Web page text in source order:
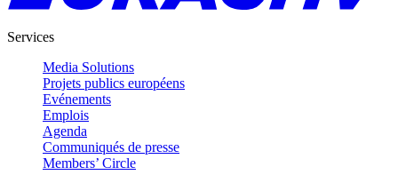
Services
Media Solutions
Projets publics européens
Evénements
Emplois
Agenda
Communiqués de presse
Members’ Circle